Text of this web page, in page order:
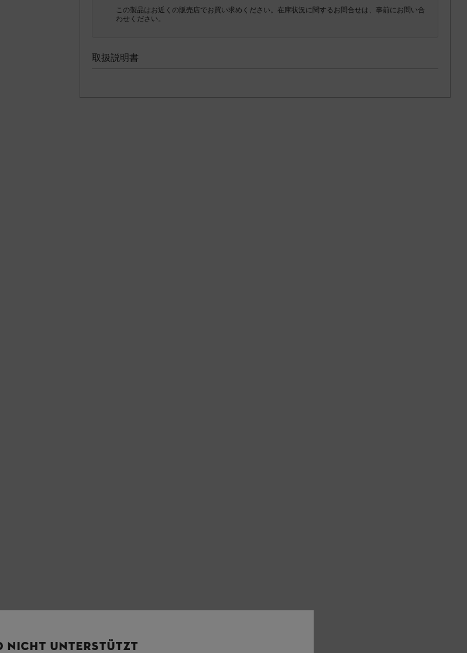
この製品はお近くの販売店でお買い求めください。在庫状況に関するお問合せは、事前にお問い合
わせください。
取扱説明書
かつ細かな草刈りに適し
NICHT UNTERSTÜTZT